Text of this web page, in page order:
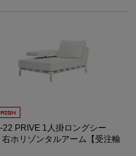
22 PRIVE 1人掛ロングシー
ホリゾンタルアーム【受注輸